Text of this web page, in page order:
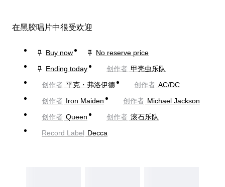
在黑胶唱片中很受欢迎
Buy now
No reserve price
Ending today
创作者 甲壳虫乐队
创作者 平克・弗洛伊德 创作者 AC/DC
创作者 Iron Maiden 创作者 Michael Jackson
创作者 Queen 创作者 滚石乐队
Record Label Decca